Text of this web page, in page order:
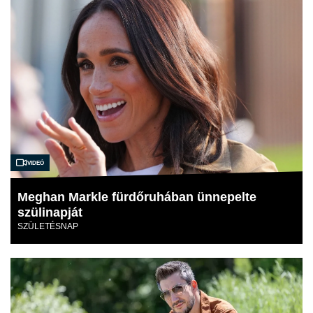
Videó
Meghan Markle fürdőruhában ünnepelte
szülinapját
SZÜLETÉSNAP